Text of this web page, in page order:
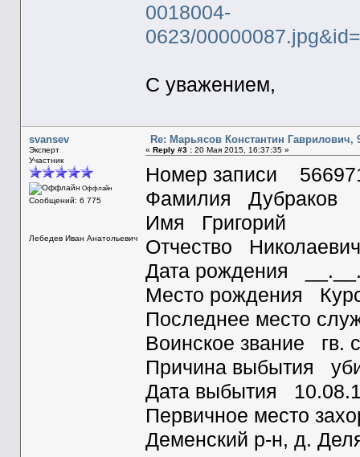
0018004-
0623/
С уважением,
svansev
Эксперт
Участник
Оффлайн
Сообщений: 6 775
Лебедев Иван Анатольевич
Re: Марьясов Константин Гаврилович,
« Reply #3 :20 Мая 2015, 16:37:35 »
Номер записи
Фамилия Дубраков
Имя Григорий
Отчество Николаевич
Дата рождения
Место рождения
Последнее место
Воинское звание гв.
Причина выбытия
Дата выбытия
Первичное место
Деменский р-н, д.